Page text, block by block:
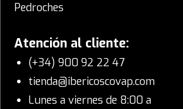
Pedroches
Atención al cliente:
(+34) 900 92 22 47
tienda@ibericoscovap.com
Lunes a viernes de 8:00 a